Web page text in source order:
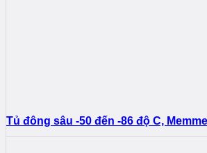
Tủ đông sâu -50 đến -86 độ C,